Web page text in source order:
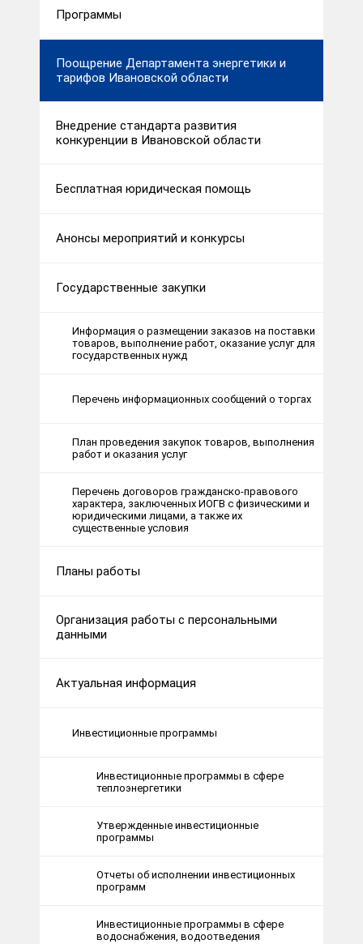
Программы
Поощрение Департамента энергетики и
тарифов Ивановской области
Внедрение стандарта развития
конкуренции в Ивановской области
Бесплатная юридическая помощь
Анонсы мероприятий и конкурсы
Государственные закупки
Информация о размещении заказов на поставки
товаров, выполнение работ, оказание услуг для
государственных нужд
Перечень информационных сообщений о торгах
План проведения закупок товаров, выполнения
работ и оказания услуг
Перечень договоров гражданско-правового
характера, заключенных ИОГВ с физическими и
юридическими лицами, а также их
существенные условия
Планы работы
Организация работы с персональными
данными
Актуальная информация
Инвестиционные программы
Инвестиционные программы в сфере
теплоэнергетики
Утвержденные инвестиционные
программы
Отчеты об исполнении инвестиционных
программ
Инвестиционные программы в сфере
водоснабжения, водоотведения